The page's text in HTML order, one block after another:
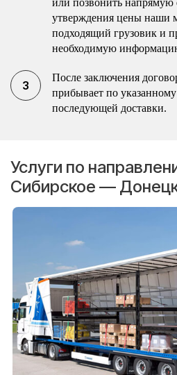
или позвонить напрямую
утверждения цены наши
подходящий грузовик и
необходимую
После заключения
прибывает по указанному
последующей доставки.
Услуги по
Сибирское —